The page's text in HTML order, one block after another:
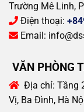
Trường Mê Linh,
Điện thoại:
Email:
VĂN PHÒNG
Địa chỉ: Tầng
Vị, Ba Đình, Hà